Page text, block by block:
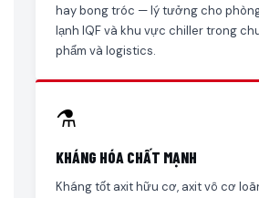
hay bong tróc — lý tưởng cho
lạnh IQF và khu vực chiller trong
phẩm và logistics.
⚗️
KHÁNG HÓA CHẤT MẠNH
Kháng tốt axit hữu cơ, axit vô cơ